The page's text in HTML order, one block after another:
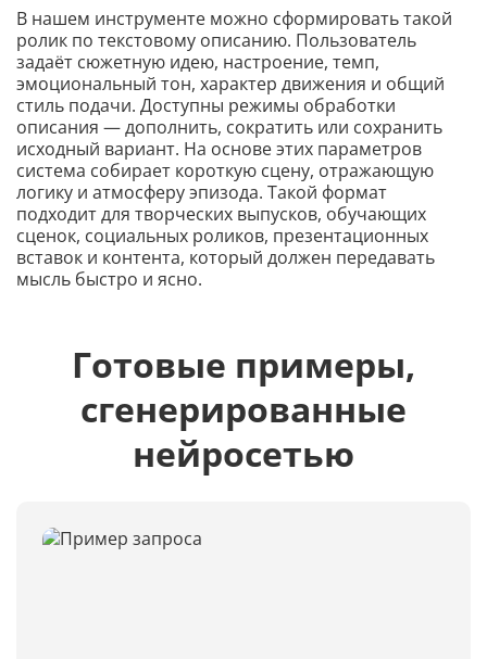
В нашем инструменте можно сформировать такой
ролик по текстовому описанию. Пользователь
задаёт сюжетную идею, настроение, темп,
эмоциональный тон, характер движения и общий
стиль подачи. Доступны режимы обработки
описания — дополнить, сократить или сохранить
исходный вариант. На основе этих параметров
система собирает короткую сцену, отражающую
логику и атмосферу эпизода. Такой формат
подходит для творческих выпусков, обучающих
сценок, социальных роликов, презентационных
вставок и контента, который должен передавать
мысль быстро и ясно.
Готовые примеры,
сгенерированные
нейросетью